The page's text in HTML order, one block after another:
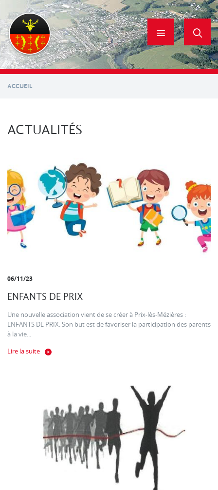
contenu
principal
ACCUEIL
ACTUALITÉS
06/11/23
ENFANTS DE PRIX
Une nouvelle association vient de se créer à Prix-lès-Mézières :
ENFANTS DE PRIX. Son but est de favoriser la participation des parents
à la vie...
Lire la suite